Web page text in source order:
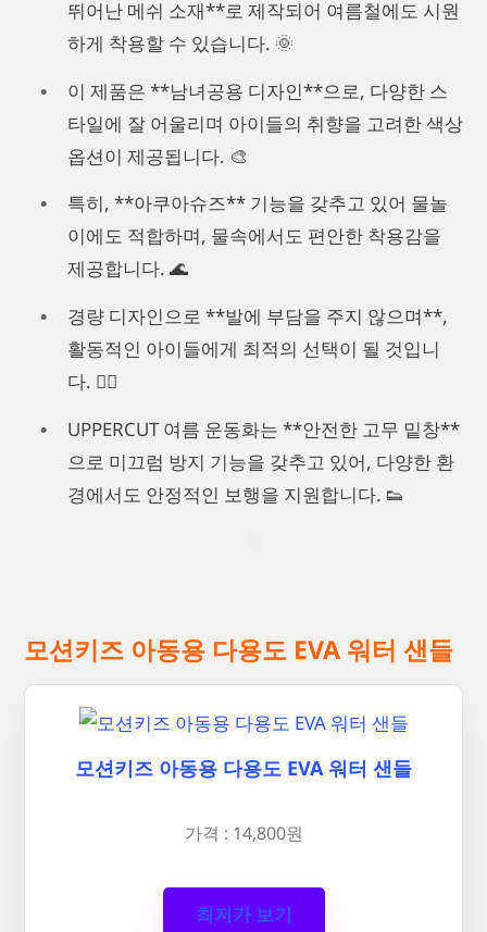
뛰어난 메쉬 소재**로 제작되어 여름철에도 시원
하게 착용할 수 있습니다. 🌞
이 제품은 **남녀공용 디자인**으로, 다양한 스
타일에 잘 어울리며 아이들의 취향을 고려한 색상
옵션이 제공됩니다. 🎨
특히, **아쿠아슈즈** 기능을 갖추고 있어 물놀
이에도 적합하며, 물속에서도 편안한 착용감을
제공합니다. 🌊
경량 디자인으로 **발에 부담을 주지 않으며**,
활동적인 아이들에게 최적의 선택이 될 것입니
다. 🏃‍♂️
UPPERCUT 여름 운동화는 **안전한 고무 밑창**
으로 미끄럼 방지 기능을 갖추고 있어, 다양한 환
경에서도 안정적인 보행을 지원합니다. 👟
모션키즈 아동용 다용도 EVA 워터 샌들
모션키즈 아동용 다용도 EVA 워터 샌들
가격 : 14,800원
최저가 보기